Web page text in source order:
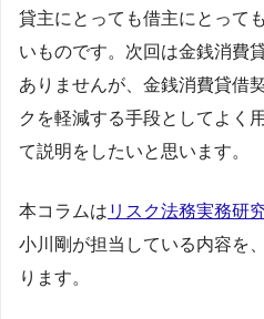
貸主にとっても借主にとって
いものです。次回は金銭消費
ありませんが、金銭消費貸借
クを軽減する手段としてよく
て説明をしたいと思います。
本コラムは リスク法務実務研
小川剛が担当している内容を
ります。